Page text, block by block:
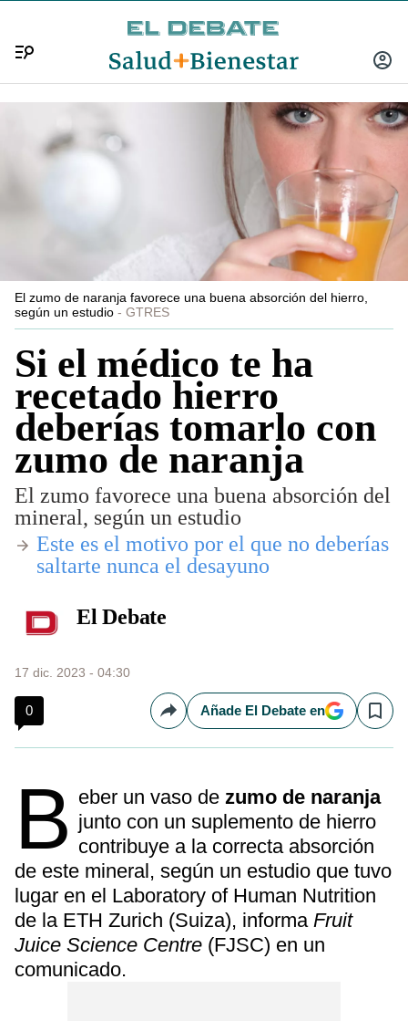
INICIAR
El zumo de naranja favorece una buena absorción del hierro,
según un estudio
GTRES
Si el médico te ha
recetado hierro
deberías tomarlo con
zumo de naranja
El zumo favorece una buena absorción del
mineral, según un estudio
Este es el motivo por el que no deberías
saltarte nunca el desayuno
El Debate
17 dic. 2023 - 04:30
0 CompartirAñade El Debate en Save
B eber un vaso dezumo de naranja
junto con un suplemento de hierro
contribuye a la correcta absorción
de este mineral, según un estudio que tuvo
lugar en el Laboratory of Human Nutrition
de la ETH Zurich (Suiza), informa Fruit
Juice Science Centre (FJSC) en un
comunicado.